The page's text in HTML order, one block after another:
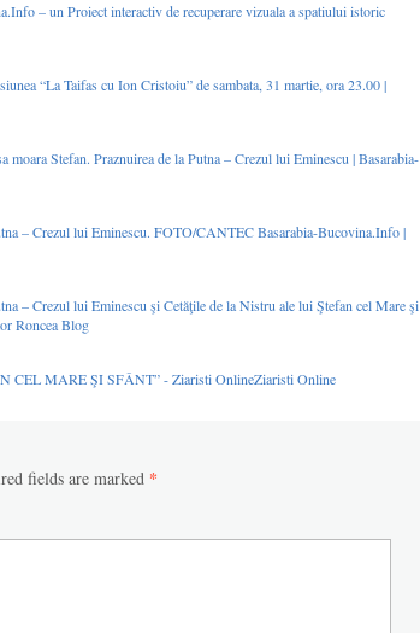
– un Proiect interactiv de recuperare vizuala a spatiului istoric
“La Taifas cu Ion Cristoiu” de sambata, 31 martie, ora 23.00 |
Stefan. Praznuirea de la Putna – Crezul lui Eminescu | Basarabia-
– Crezul lui Eminescu. FOTO/CANTEC Basarabia-Bucovina.Info |
– Crezul lui Eminescu şi Cetăţile de la Nistru ale lui Ştefan cel Mare şi
Roncea Blog
CEL MARE ŞI SFÂNT” - Ziaristi OnlineZiaristi Online
fields are marked *